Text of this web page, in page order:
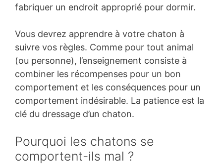
fabriquer un endroit approprié pour dormir.
Vous devrez apprendre à votre chaton à
suivre vos règles. Comme pour tout animal
(ou personne), l’enseignement consiste à
combiner les récompenses pour un bon
comportement et les conséquences pour un
comportement indésirable. La patience est la
clé du dressage d’un chaton.
Pourquoi les chatons se
comportent-ils mal ?